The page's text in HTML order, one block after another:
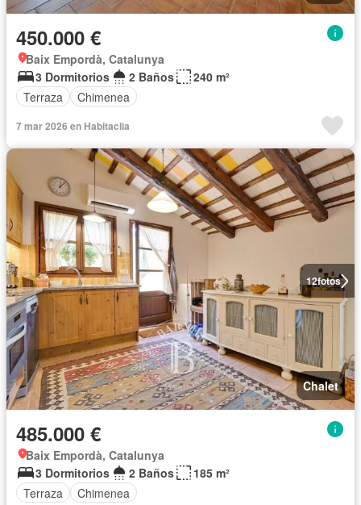
450.000 €
Baix Empordà, Catalunya
3 Dormitorios
2 Baños
240 m²
Terraza
Chimenea
7 mar 2026 en Habitaclia
12fotos
Chalet
485.000 €
Baix Empordà, Catalunya
3 Dormitorios
2 Baños
185 m²
Terraza
Chimenea